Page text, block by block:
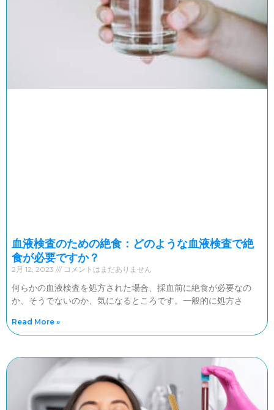
血液検査のための絶食：どのような血液検査で絶
食が必要ですか？
2月 12, 2023 コメントはまだありません
何らかの血液検査を処方された場合、採血前に絶食が必要なの
か、そうでないのか、気になるところです。一般的に処方さ
Read More »